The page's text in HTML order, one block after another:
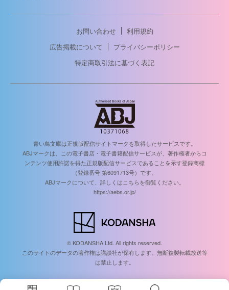
お問い合わせ
利用規約
広告掲載について
プライバシーポリシー
特定商取引法に基づく表記
青い鳥文庫は正規版配信サイトマークを取得したサービスです。
ABJマークは、この電子書店・電子書籍配信サービスが、著作権者からコ
ンテンツ使用許諾を得た正規版配信サービスであることを示す登録商標
（登録番号 第6091713号）です。
ABJマークについて、詳しくはこちらを御覧ください。
https://aebs.or.jp/
© KODANSHA Ltd. All rights reserved.
このサイトのデータの著作権は講談社が保有します。無断複製転載放送等
は禁止します。